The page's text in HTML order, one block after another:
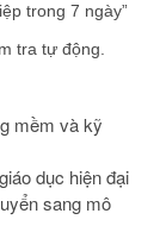
trong 7 ngày”
tra tự động.
mềm và kỹ
dục hiện đại
sang mô